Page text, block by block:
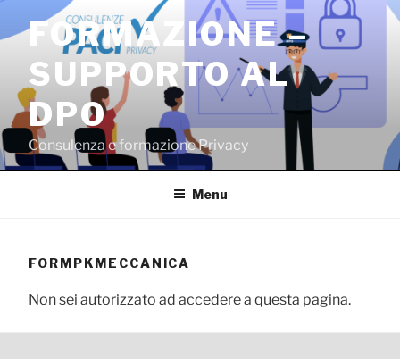
contenuto
FORMAZIONE –
SUPPORTO AL
DPO
Consulenza e formazione Privacy
Menu
FORMPKMECCANICA
Non sei autorizzato ad accedere a questa pagina.